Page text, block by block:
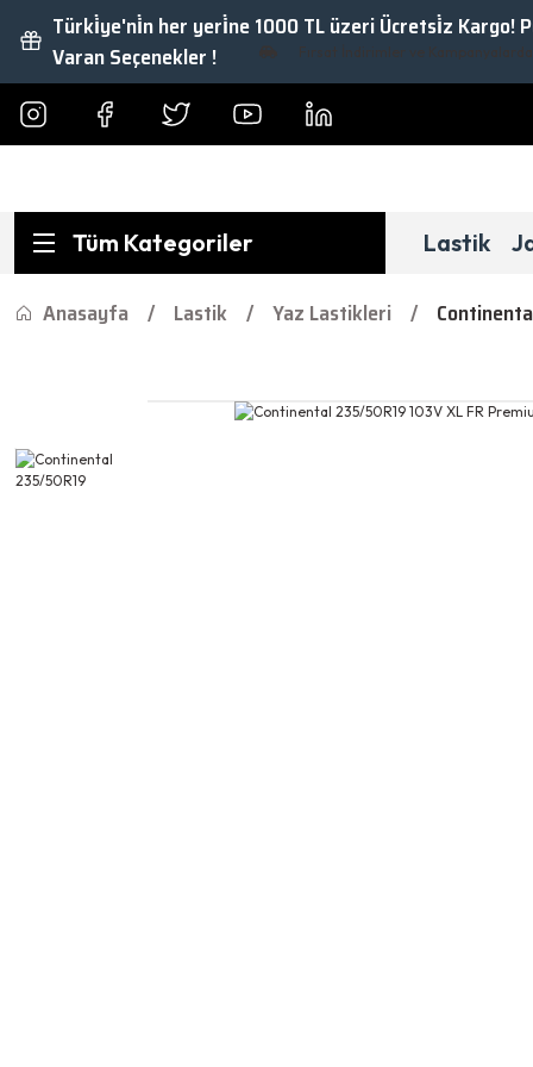
Türki̇ye'ni̇n her yeri̇ne 1000 TL üzeri Ücretsi̇z Kargo!
Varan Seçenekler !
Tüm Kategoriler Lastik
Anasayfa Lastik Yaz Lastikleri